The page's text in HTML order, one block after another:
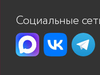
Социальные